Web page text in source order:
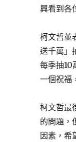
興看到各
柯文哲並
送千萬」
每季抽10
一個祝福
柯文哲最
的問題，
因素，希